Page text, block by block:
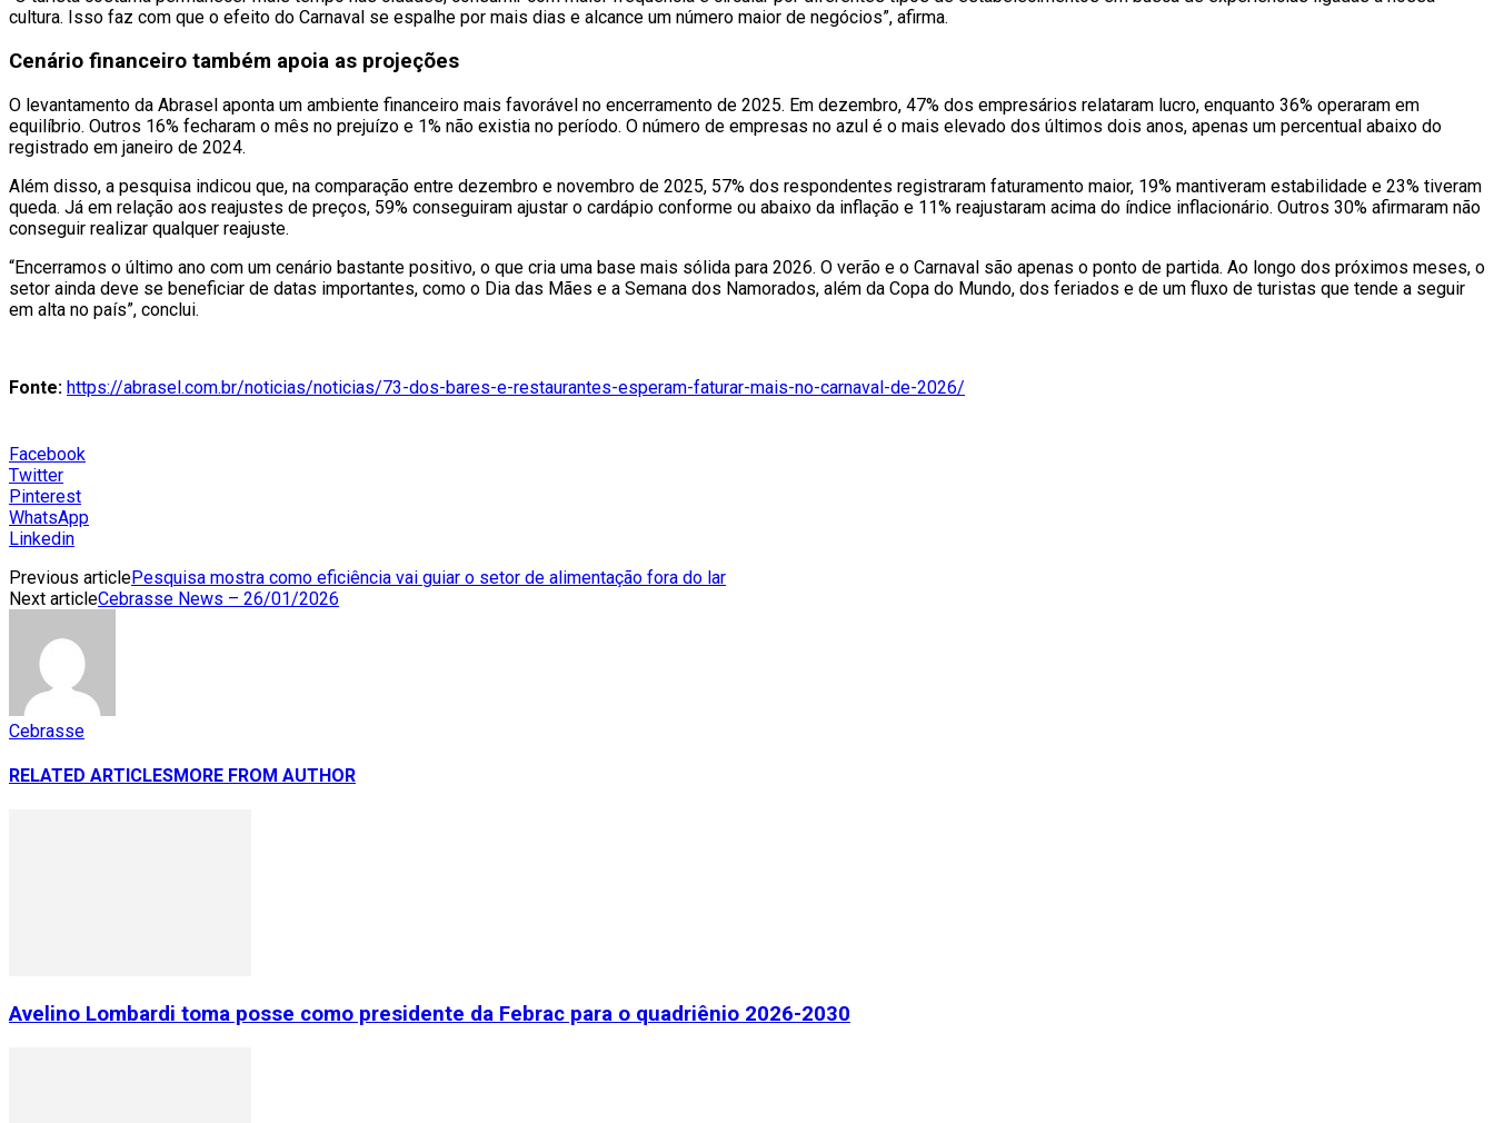
cultura. Isso faz com que o efeito do Carnaval se espalhe por mais dias e alcance um número maior de negócios”, afirma.
Cenário financeiro também apoia as projeções
O levantamento da Abrasel aponta um ambiente financeiro mais favorável no encerramento de 2025. Em dezembro, 47% dos empresários relataram lucro, enquanto 36% operaram em
equilíbrio. Outros 16% fecharam o mês no prejuízo e 1% não existia no período. O número de empresas no azul é o mais elevado dos últimos dois anos, apenas um percentual abaixo do
registrado em janeiro de 2024.
Além disso, a pesquisa indicou que, na comparação entre dezembro e novembro de 2025, 57% dos respondentes registraram faturamento maior, 19% mantiveram estabilidade e 23% tiveram
queda. Já em relação aos reajustes de preços, 59% conseguiram ajustar o cardápio conforme ou abaixo da inflação e 11% reajustaram acima do índice inflacionário. Outros 30% afirmaram não
conseguir realizar qualquer reajuste.
“Encerramos o último ano com um cenário bastante positivo, o que cria uma base mais sólida para 2026. O verão e o Carnaval são apenas o ponto de partida. Ao longo dos próximos meses, o
setor ainda deve se beneficiar de datas importantes, como o Dia das Mães e a Semana dos Namorados, além da Copa do Mundo, dos feriados e de um fluxo de turistas que tende a seguir
em alta no país”, conclui.
Fonte: https://abrasel.com.br/noticias/noticias/73-dos-bares-e-restaurantes-esperam-faturar-mais-no-carnaval-de-2026/
Facebook
Twitter
Pinterest
WhatsApp
Linkedin
Previous articlePesquisa mostra como eficiência vai guiar o setor de alimentação fora do lar
Next articleCebrasse News – 26/01/2026
Cebrasse
RELATED ARTICLESMORE FROM AUTHOR
Avelino Lombardi toma posse como presidente da Febrac para o quadriênio 2026-2030